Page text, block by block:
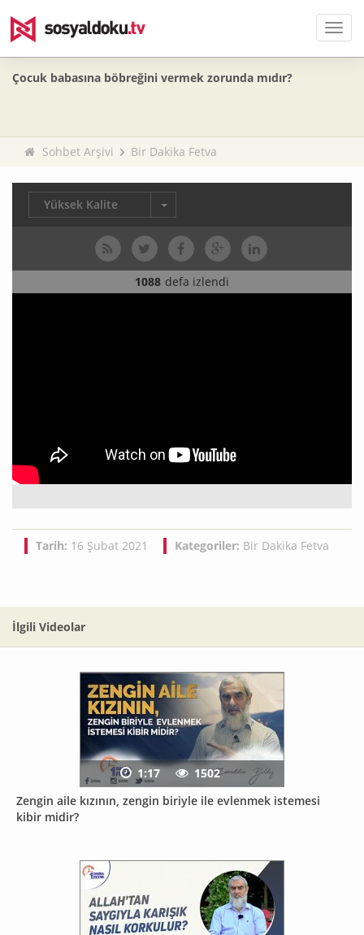
Menü
Çocuk babasına böbreğini vermek zorunda mıdır?
Sohbet Arşivi Bir Dakika Fetva
Yüksek Kalite
1088 defa izlendi
Tarih: 16 Şubat 2021 Kategoriler: Bir Dakika Fetva
İlgili Videolar
Zengin aile kızının, zengin biriyle ile evlenmek istemesi
kibir midir?
1:17 1502